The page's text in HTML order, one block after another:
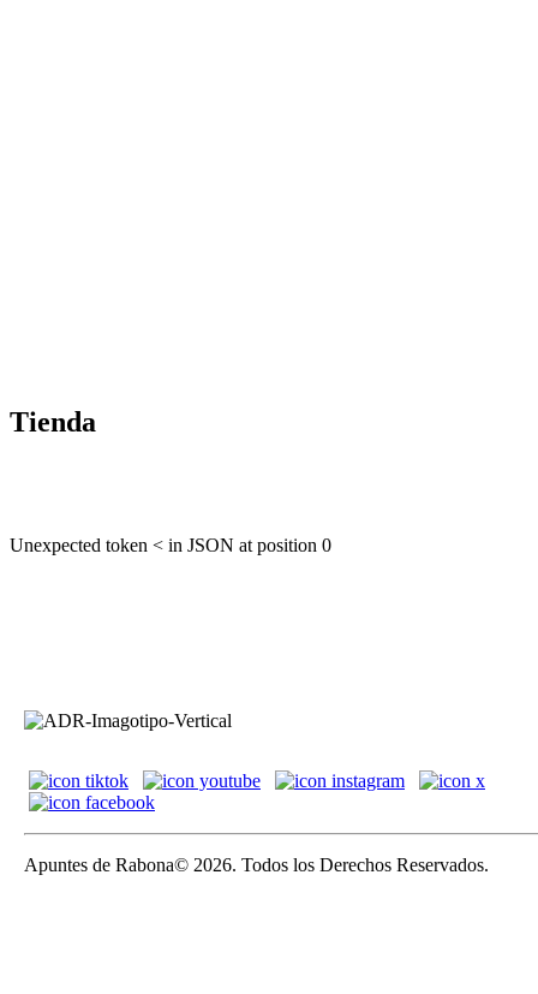
Tienda
Unexpected token < in JSON at position 0
Apuntes de Rabona© 2026. Todos los Derechos Reservados.